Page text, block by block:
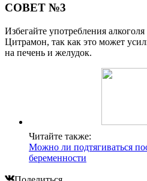
СОВЕТ №3
Избегайте употребления
Цитрамон, так как это может
на печень и желудок.
Читайте также:
Можно ли подтягиваться
беременности